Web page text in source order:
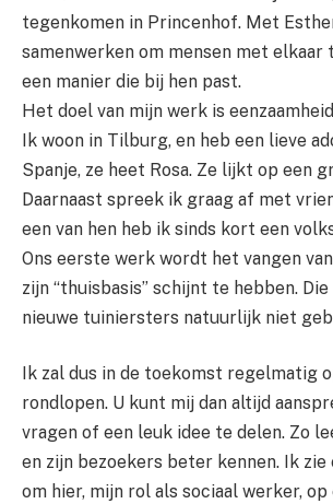
tegenkomen in Princenhof. Met
samenwerken om mensen met elkaar
een manier die bij hen past.
Het doel van mijn werk is
Ik woon in Tilburg, en heb een lieve
Spanje, ze heet Rosa. Ze lijkt op een
Daarnaast spreek ik graag af met
een van hen heb ik sinds kort een
Ons eerste werk wordt het vangen
zijn “thuisbasis” schijnt te hebben.
nieuwe tuiniersters natuurlijk niet
Ik zal dus in de toekomst regelmatig
rondlopen. U kunt mij dan altijd
vragen of een leuk idee te delen. Zo
en zijn bezoekers beter kennen. Ik
om hier, mijn rol als sociaal werker,